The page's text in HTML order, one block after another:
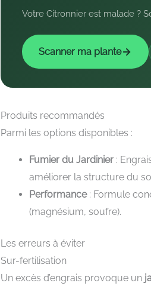
Votre Citronnier est malade ?
Scanner ma plante
Produits recommandés
Parmi les options disponibles :
Fumier du Jardinier:
améliorer la structure du
Performance: Formule
(magnésium, soufre).
Les erreurs à éviter
Sur-fertilisation
Un excès d’engrais provoque un